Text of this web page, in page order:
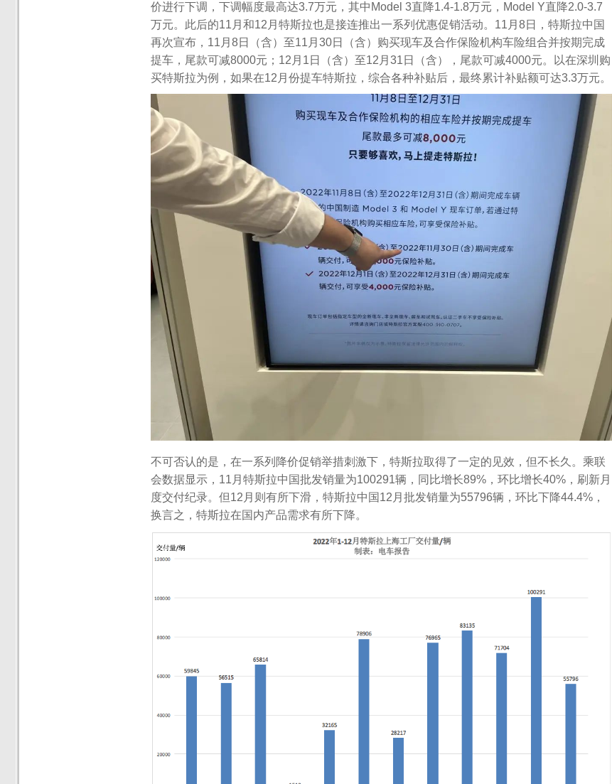
价进行下调，下调幅度最高达3.7万元，其中Model 3直降1.4-1.8万元，Model Y直降2.0-3.7
万元。此后的11月和12月特斯拉也是接连推出一系列优惠促销活动。11月8日，特斯拉中国
再次宣布，11月8日（含）至11月30日（含）购买现车及合作保险机构车险组合并按期完成
提车，尾款可减8000元；12月1日（含）至12月31日（含），尾款可减4000元。以在深圳购
买特斯拉为例，如果在12月份提车特斯拉，综合各种补贴后，最终累计补贴额可达3.3万元。
不可否认的是，在一系列降价促销举措刺激下，特斯拉取得了一定的见效，但不长久。乘联
会数据显示，11月特斯拉中国批发销量为100291辆，同比增长89%，环比增长40%，刷新月
度交付纪录。但12月则有所下滑，特斯拉中国12月批发销量为55796辆，环比下降44.4%，
换言之，特斯拉在国内产品需求有所下降。